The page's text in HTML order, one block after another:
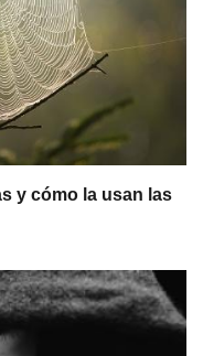
y cómo la usan las